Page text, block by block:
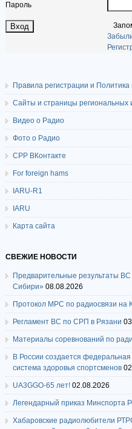
Пароль
Правила регистрации и
Сайты и страницы
Видео о Радио
Фото о Радио
СРР ВКонтакте
For foreign hams
IARU-R1
IARU
Карта сайта
СВЕЖИЕ НОВОСТИ
Предварительные результаты
Сибири» 08.08.2026
Протокол МРС по радиосвязи на
Регламент ВС по СРП в Рязани
Материалы соревнований по
В России создается
система здоровья спортсменов
UA3GGO-65 лет! 02.08.2026
Легендарный приказ Минспорта
Хабаровские радиолюбители